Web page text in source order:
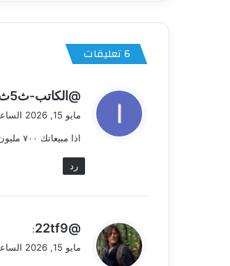
‫6 تعليقات
ي
ل
@الكاتب-ث5ث
مايو 15, 2026 الساعة 11:06 ص
اذا مبيعاتك ٧٠٠ مليون جاي تطلب ٤٥٠مليون
رد
ي
@22tf9
:
مايو 15, 2026 الساعة 9:10 م